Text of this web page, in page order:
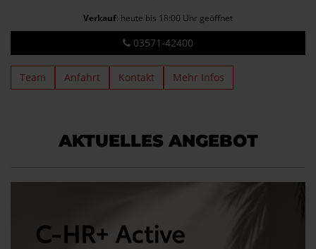
Verkauf: heute bis 18:00 Uhr geöffnet
03571-42400
Team Anfahrt Kontakt Mehr Infos
AKTUELLES ANGEBOT